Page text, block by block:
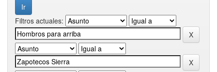
Filtros actuales: